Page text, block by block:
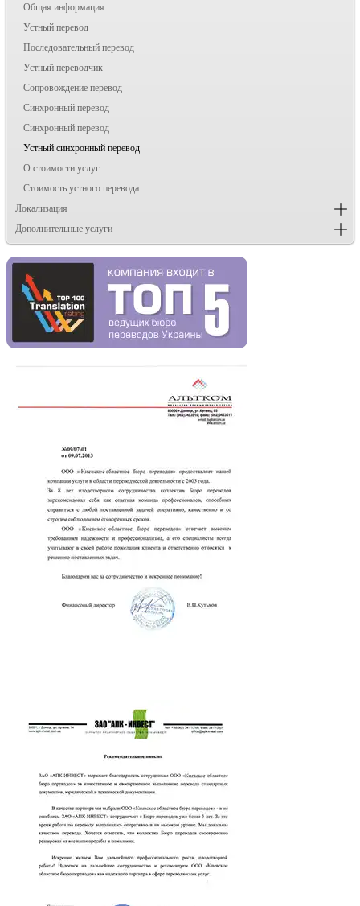
Общая информация
Устный перевод
Последовательный перевод
Устный переводчик
Сопровождение перевод
Синхронный перевод
Синхронный перевод
Устный синхронный перевод
О стоимости услуг
Стоимость устного перевода
Локализация
Дополнительные услуги